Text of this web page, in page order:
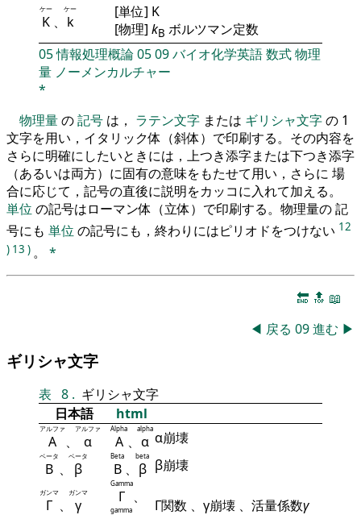
K
ケー
、 k
ケー
[単位] K
[物理] kB ボルツマン定数
05情報処理概論0509バイオ化学英語数式物理
量 ノーメンカルチャー
*
物理量の記号 は， ラテン文字 または ギリシャ文字の 1
文字を用い，イタリック体（斜体）で印刷する。その内容を
さらに明確にしたいときには，上つき添字または下つき添字
（あるいは両方）に固有の意味をもたせて用い，さらに 場
合に応じて，記号の直後に説明をカッコに入れて加える。
単位 の記号はローマン体（立体）で印刷する。物理量の 記
号にも 単位 の記号にも，終わりにはピリオドをつけない 12
) 13 ) 。 *
🔚 🔝 📖
◀ 戻る 09進む ▶
ギリシャ文字
表 8 . ギリシャ文字
日本語
html
Α
アルファ
、 α
アルファ
Α
Alpha
、 α
alpha
α崩壊
Β
ベータ
、 β
ベータ
Β
Beta
、 β
beta
β崩壊
Γ
ガンマ
、 γ
ガンマ Γ
Gamma
、
gamma Γ関数 、γ崩壊 、活量係数γ